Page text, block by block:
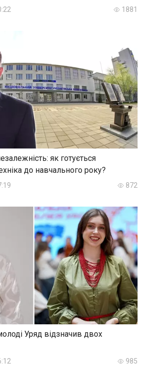
1881
як готується
до навчального року?
872
Уряд відзначив двох
985